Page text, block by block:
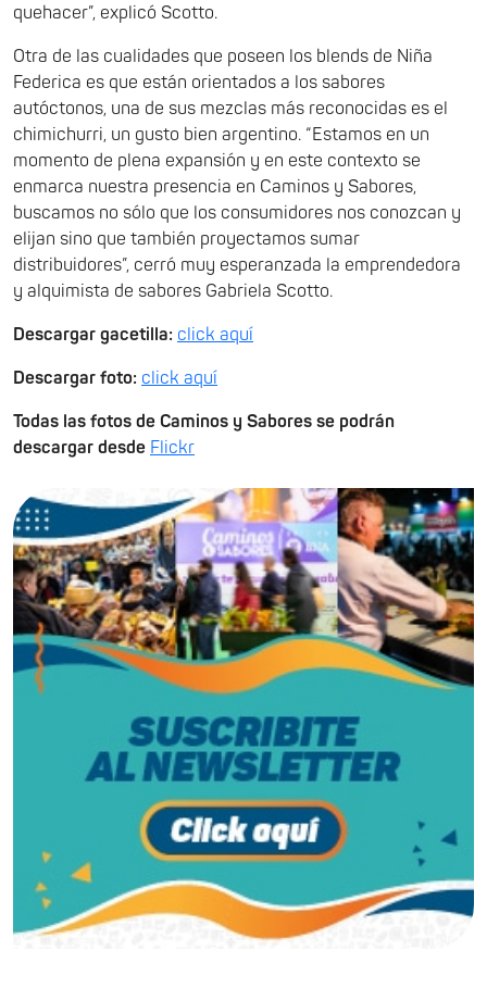
quehacer”, explicó Scotto.
Otra de las cualidades que poseen los blends de Niña
Federica es que están orientados a los sabores
autóctonos, una de sus mezclas más reconocidas es el
chimichurri, un gusto bien argentino. “Estamos en un
momento de plena expansión y en este contexto se
enmarca nuestra presencia en Caminos y Sabores,
buscamos no sólo que los consumidores nos conozcan y
elijan sino que también proyectamos sumar
distribuidores”, cerró muy esperanzada la emprendedora
y alquimista de sabores Gabriela Scotto.
Descargar gacetilla: click aquí
Descargar foto: click aquí
Todas las fotos de Caminos y Sabores se podrán
descargar desde Flickr